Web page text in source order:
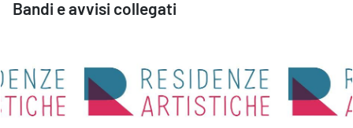
Bandi e avvisi collegati